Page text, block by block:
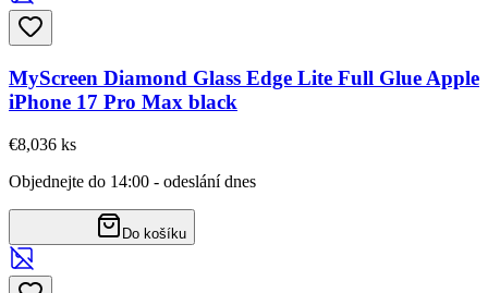
MyScreen Diamond Glass Edge Lite Full Glue Apple
iPhone 17 Pro Max black
€8,036 ks
Objednejte do 14:00 - odeslání dnes
Do košíku